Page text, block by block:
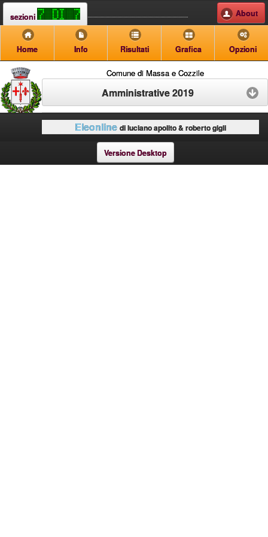
sezioni About
Home Info Risultati Grafica Opzioni
Comune di Massa e Cozzile
Amministrative 2019
Eleonline di luciano apolito & roberto gigli
Versione Desktop